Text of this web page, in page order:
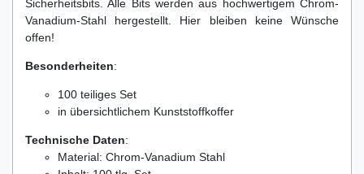
Sicherheitsbits. Alle Bits werden aus hochwertigem Chrom-
Vanadium-Stahl hergestellt. Hier bleiben keine Wünsche
offen!
Besonderheiten:
100 teiliges Set
in übersichtlichem Kunststoffkoffer
Technische Daten:
Material: Chrom-Vanadium Stahl